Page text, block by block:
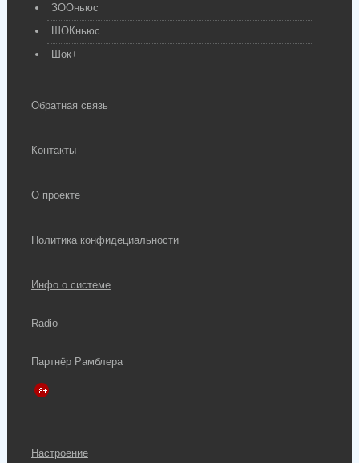
ЗООньюс
ШОКньюс
Шок+
Обратная связь
Контакты
О проекте
Политика конфидециальности
Инфо о системе
Radio
Партнёр Рамблера
Настроение